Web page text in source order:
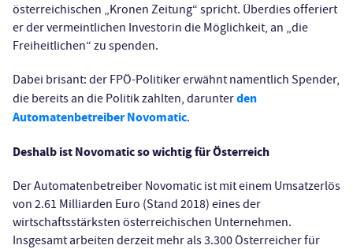
österreichischen „Kronen Zeitung“ spricht. Überdies offeriert
er der vermeintlichen Investorin die Möglichkeit, an „die
Freiheitlichen“ zu spenden.
Dabei brisant: der FPÖ-Politiker erwähnt namentlich Spender,
die bereits an die Politik zahlten, darunterden
Automatenbetreiber Novomatic.
Deshalb ist Novomatic so wichtig für Österreich
Der Automatenbetreiber Novomatic ist mit einem Umsatzerlös
von 2.61 Milliarden Euro (Stand 2018) eines der
wirtschaftsstärksten österreichischen Unternehmen.
Insgesamt arbeiten derzeit mehr als 3.300 Österreicher für